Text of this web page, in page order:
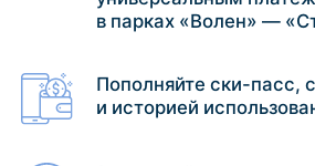
Заказывайте услуги